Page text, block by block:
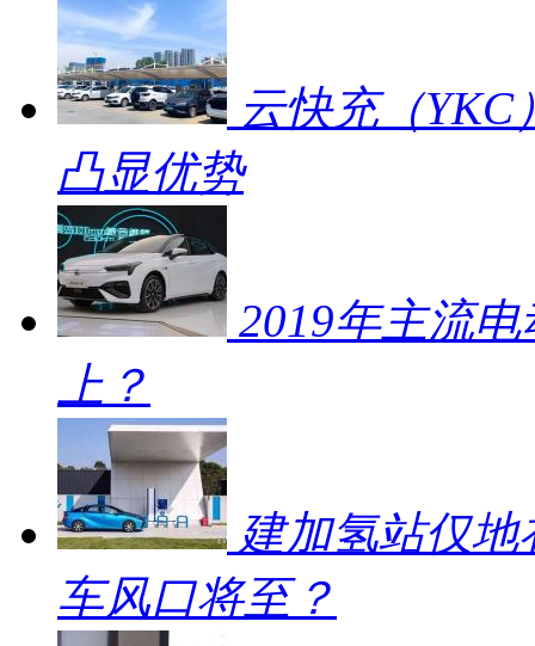
云快充（YKC
凸显优势
2019年主流
上？
建加氢站仅地
车风口将至？